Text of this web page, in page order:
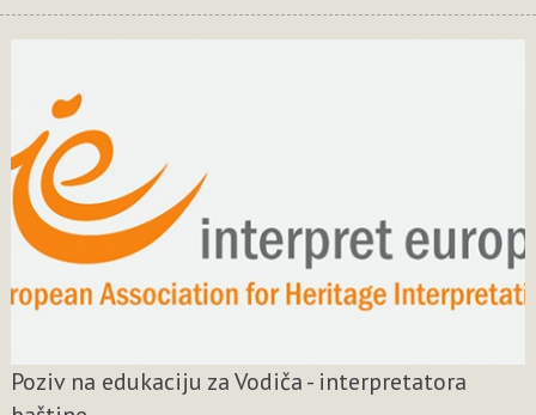
Poziv na edukaciju za Vodiča - interpretatora